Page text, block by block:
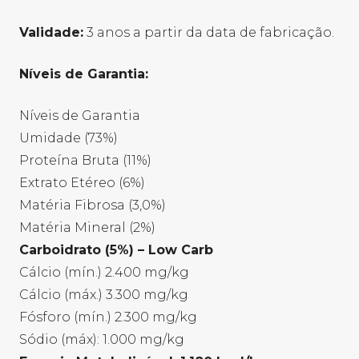
Validade: 3 anos a partir da data de fabricação.
Níveis de Garantia:
Níveis de Garantia
Umidade (73%)
Proteína Bruta (11%)
Extrato Etéreo (6%)
Matéria Fibrosa (3,0%)
Matéria Mineral (2%)
Carboidrato (5%) – Low Carb
Cálcio (mín.) 2.400 mg/kg
Cálcio (máx.) 3.300 mg/kg
Fósforo (mín.) 2.300 mg/kg
Sódio (máx): 1.000 mg/kg